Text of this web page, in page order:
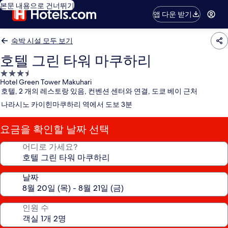
본문 내용으로 건너뛰기
앱 다운 받기
숙박 시설 모두 보기
호텔 그린 타워 마쿠하리
3.5
성
급
숙
박
시
설
Hotel Green Tower Makuhari
호텔, 2 개의 레스토랑 있음, 컨벤션 센터와 연결, 도쿄 베이 근처
나라시노 카이힌마쿠하리 역에서 도보 3분
요금을 확인할 날짜 선택
어디로 가세요?
날짜
인원 수